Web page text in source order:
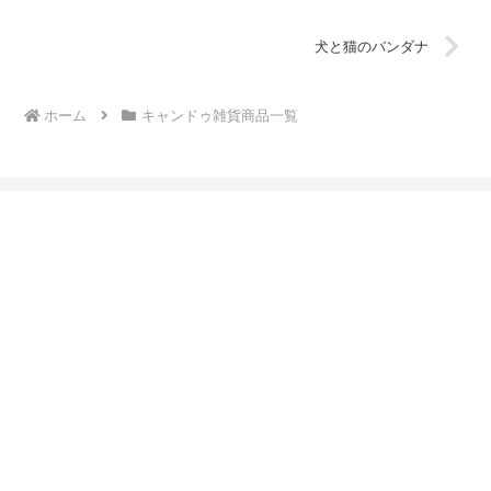
犬と猫のバンダナ
ホーム キャンドゥ雑貨商品一覧